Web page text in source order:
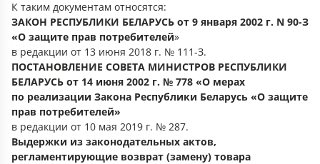
К таким документам относятся:
ЗАКОН РЕСПУБЛИКИ БЕЛАРУСЬ от 9 января 2002 г. N 90-З
«О защите прав потребителей»
в редакции от 13 июня 2018 г. № 111-З.
ПОСТАНОВЛЕНИЕ СОВЕТА МИНИСТРОВ РЕСПУБЛИКИ
БЕЛАРУСЬ от 14 июня 2002 г. № 778 «О мерах
по реализации Закона Республики Беларусь «О защите
прав потребителей»
в редакции от 10 мая 2019 г. № 287.
Выдержки из законодательных актов,
регламентирующие возврат (замену) товара